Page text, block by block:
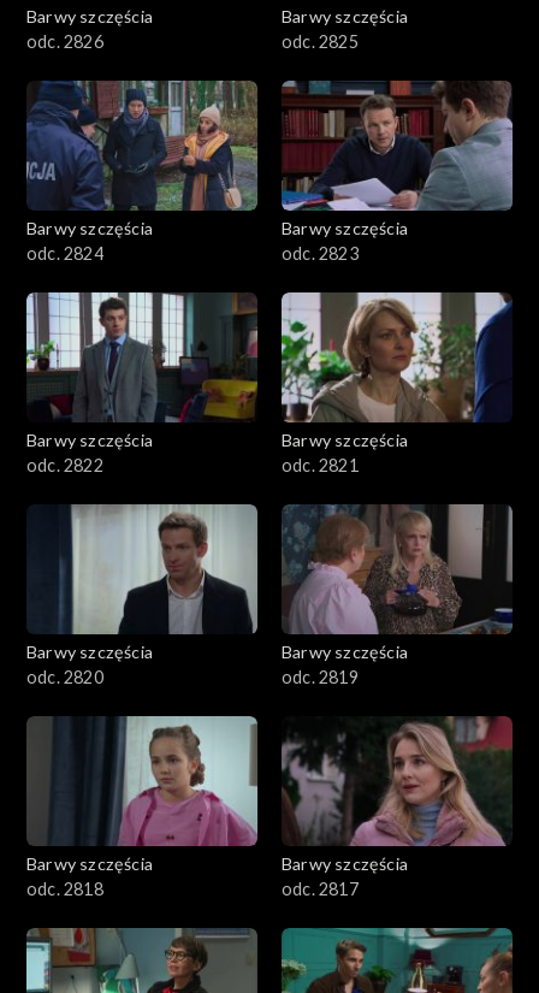
Barwy szczęścia
odc. 2826
Barwy szczęścia
odc. 2825
Barwy szczęścia
odc. 2824
Barwy szczęścia
odc. 2823
Barwy szczęścia
odc. 2822
Barwy szczęścia
odc. 2821
Barwy szczęścia
odc. 2820
Barwy szczęścia
odc. 2819
Barwy szczęścia
odc. 2818
Barwy szczęścia
odc. 2817